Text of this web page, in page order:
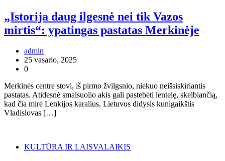
„Istorija daug ilgesnė nei tik Vazos
mirtis“: ypatingas pastatas Merkinėje
admin
25 vasario, 2025
0
Merkinės centre stovi, iš pirmo žvilgsnio, niekuo neišsiskiriantis
pastatas. Atidesnė smalsuolio akis gali pastebėti lentelę, skelbiančią,
kad čia mirė Lenkijos karalius, Lietuvos didysis kunigaikštis
Vladislovas […]
KULTŪRA IR LAISVALAIKIS